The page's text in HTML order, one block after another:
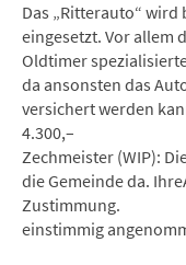
Das „Ritterauto“
eingesetzt. Vor allem
Oldtimer
da ansonsten das
versichert werden
4.300,–
Zechmeister (WIP):
die Gemeinde da.
Zustimmung.
einstimmig